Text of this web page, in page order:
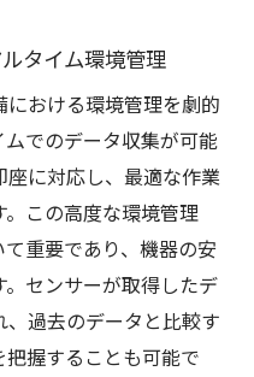
タイム環境管理
おける環境管理を劇的
でのデータ収集が可能
に対応し、最適な作業
この高度な環境管理
重要であり、機器の安
センサーが取得したデ
過去のデータと比較す
握することも可能で